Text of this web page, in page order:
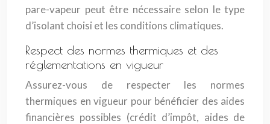
pare-vapeur peut être nécessaire selon le type
d’isolant choisi et les conditions climatiques.
Respect des normes thermiques et des
réglementations en vigueur
Assurez-vous de respecter les normes
thermiques en vigueur pour bénéficier des aides
financières possibles (crédit d’impôt, aides de